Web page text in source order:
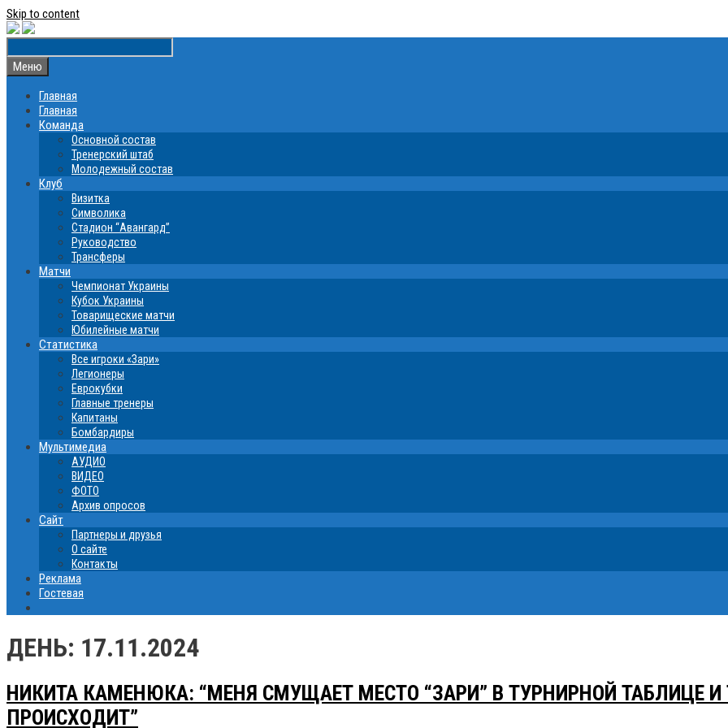
Skip to content
Меню
Главная
Главная
Команда
Основной состав
Тренерский штаб
Молодежный состав
Клуб
Визитка
Символика
Стадион “Авангард”
Руководство
Трансферы
Матчи
Чемпионат Украины
Кубок Украины
Товарищеские матчи
Юбилейные матчи
Статистика
Все игроки «Зари»
Легионеры
Еврокубки
Главные тренеры
Капитаны
Бомбардиры
Мультимедиа
АУДИО
ВИДЕО
ФОТО
Архив опросов
Сайт
Партнеры и друзья
О сайте
Контакты
Реклама
Гостевая
ДЕНЬ: 17.11.2024
НИКИТА КАМЕНЮКА: “МЕНЯ СМУЩАЕТ МЕСТО “ЗАРИ” В ТУРНИРНОЙ ТАБЛИЦЕ И
ПРОИСХОДИТ”